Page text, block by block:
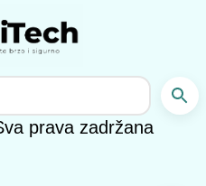
prava zadržana